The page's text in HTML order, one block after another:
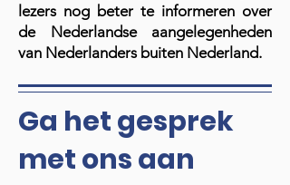
lezers nog beter te informeren over
de Nederlandse aangelegenheden
van Nederlanders buiten Nederland.
Ga het gesprek
met ons aan